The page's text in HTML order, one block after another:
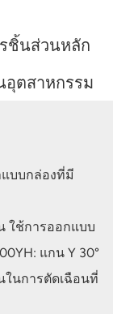
ชิ้นส่วนหลัก
อุตสาหกรรม
บบกล่องที่มี
ใช้การออกแบบ
แกน Y 30°
ในการตัดเฉือนที่